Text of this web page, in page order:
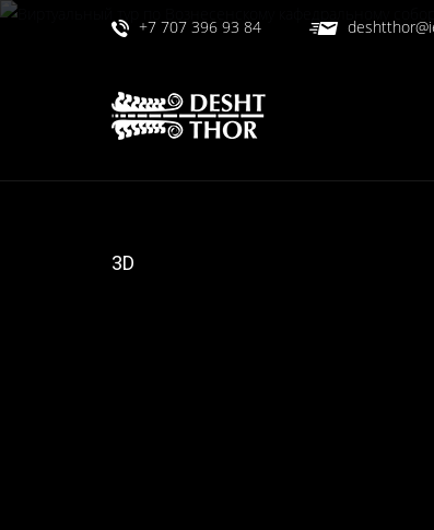
+7 707 396 93 84
3D